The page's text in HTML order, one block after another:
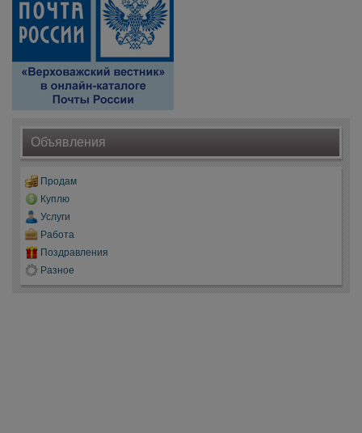
Объявления
Продам
Куплю
Услуги
Работа
Поздравления
Разное